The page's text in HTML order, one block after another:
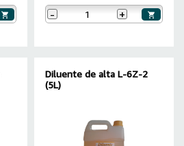
- +
Diluente de alta L-6Z-2
(5L)